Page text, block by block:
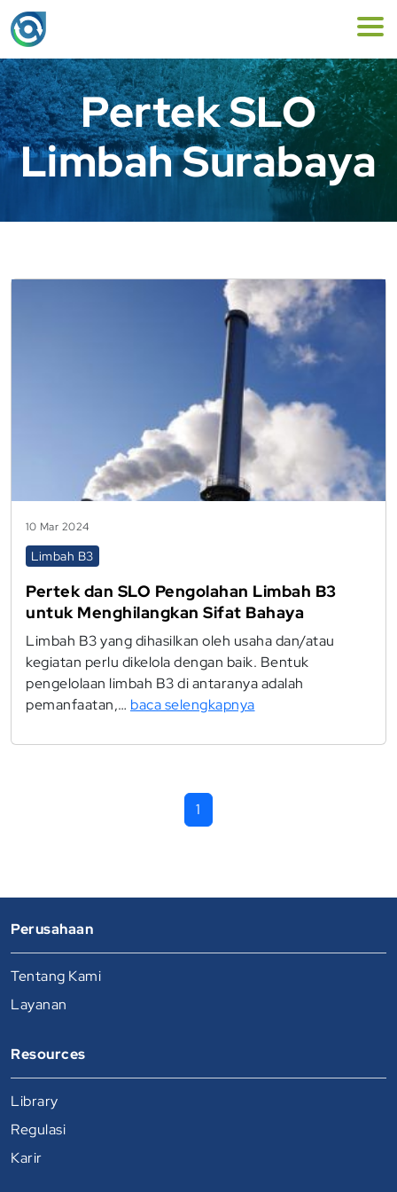
Pertek SLO
Limbah Surabaya
10 Mar 2024
Limbah B3
Pertek dan SLO Pengolahan Limbah B3
untuk Menghilangkan Sifat Bahaya
Limbah B3 yang dihasilkan oleh usaha dan/atau
kegiatan perlu dikelola dengan baik. Bentuk
pengelolaan limbah B3 di antaranya adalah
pemanfaatan,… baca selengkapnya
1
Perusahaan
Tentang Kami
Layanan
Resources
Library
Regulasi
Karir